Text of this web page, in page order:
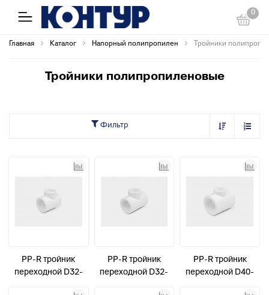
0
Главная Каталог Напорный полипропилен Тройники
Тройники полипропиленовые
Фильтр
PP-R тройник
переходной D32-
PP-R тройник
переходной D32-
PP-R тройник
переходной D40-